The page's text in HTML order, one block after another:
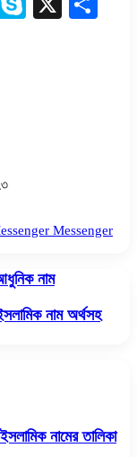
Messenger
নাম
নাম অর্থসহ
নামের তালিকা